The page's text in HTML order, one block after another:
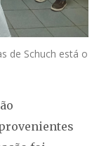
de Schuch está o